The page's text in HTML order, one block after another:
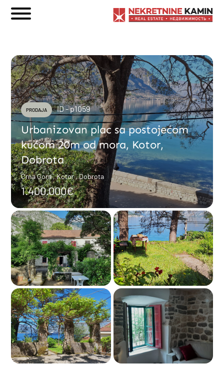
PRODAJA ID - p1059
Urbanizovan plac sa postojećom
kućom 20m od mora, Kotor,
Dobrota
Crna Gora , Kotor , Dobrota
1.400.000€